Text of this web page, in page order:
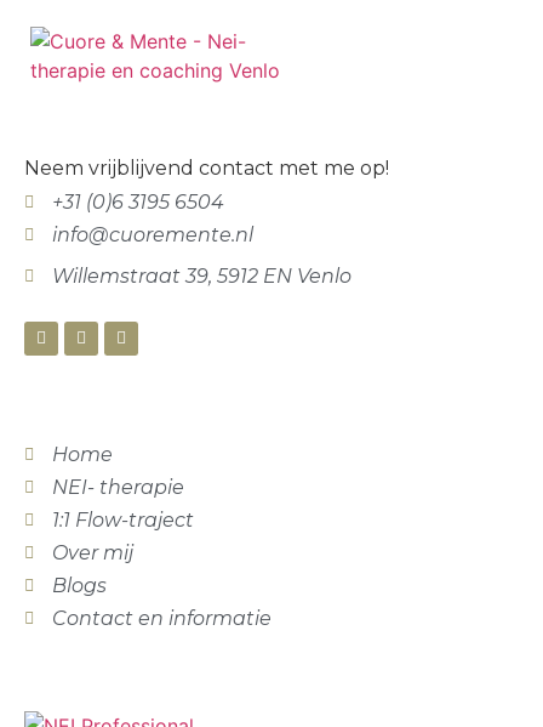
Neem vrijblijvend contact met me op!
+31 (0)6 3195 6504
info@cuoremente.nl
Willemstraat 39, 5912 EN Venlo
Home
NEI- therapie
1:1 Flow-traject
Over mij
Blogs
Contact en informatie